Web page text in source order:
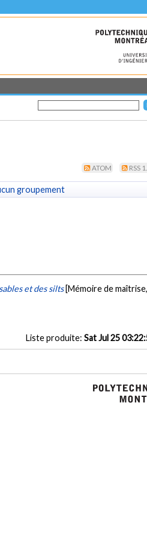
ATOM RSS
groupement
et des silts [Mémoire de
Liste produite: Sat Jul 25